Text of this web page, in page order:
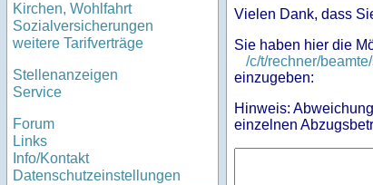
Kirchen, Wohlfahrt
Sozialversicherungen
weitere Tarifverträge
Stellenanzeigen
Service
Forum
Links
Info/Kontakt
Datenschutzeinstellungen
Vielen Dank, dass
Sie haben hier die
/c/t/rechner/
einzugeben:
Hinweis:
einzelnen